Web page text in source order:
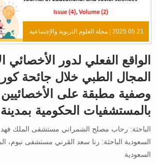
21 05 2025 | مجلة العلوم التربوية والإجتماعية.
الواقع الفعلي لدور الأخصائي
المجال الطبي خلال جائحة
وصفية مطبقة على الأخصائيين
بالمستشفيات الحكومية
الباحثة: رحاب مصلح الشمراني مستشفى الملك فهد،
السعودية الباحثة: رنا سعد القرني مستشفى نيوم،
السعودية